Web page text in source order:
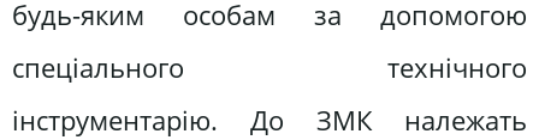
будь-яким особам за допомогою
спеціального технічного
інструментарію. До ЗМК належать